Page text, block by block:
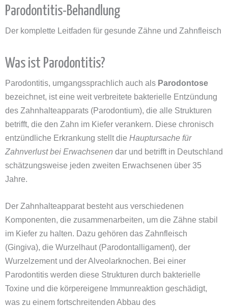
Parodontitis-Behandlung
Der komplette Leitfaden für gesunde Zähne und Zahnfleisch
Was ist Parodontitis?
Parodontitis, umgangssprachlich auch als Parodontose
bezeichnet, ist eine weit verbreitete bakterielle Entzündung
des Zahnhalteapparats (Parodontium), die alle Strukturen
betrifft, die den Zahn im Kiefer verankern. Diese chronisch
entzündliche Erkrankung stellt die Hauptursache für
Zahnverlust bei Erwachsenen dar und betrifft in Deutschland
schätzungsweise jeden zweiten Erwachsenen über 35
Jahre.
Der Zahnhalteapparat besteht aus verschiedenen
Komponenten, die zusammenarbeiten, um die Zähne stabil
im Kiefer zu halten. Dazu gehören das Zahnfleisch
(Gingiva), die Wurzelhaut (Parodontalligament), der
Wurzelzement und der Alveolarknochen. Bei einer
Parodontitis werden diese Strukturen durch bakterielle
Toxine und die körpereigene Immunreaktion geschädigt,
was zu einem fortschreitenden Abbau des